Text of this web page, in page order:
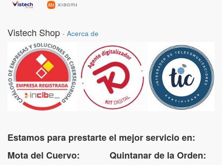
Vistech Shop - Acerca de
Estamos para prestarte el mejor servicio en:
Mota del Cuervo: Quintanar de la Orden: